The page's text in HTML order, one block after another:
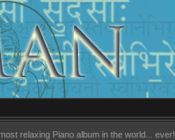
relaxing Piano album in the world... ever!